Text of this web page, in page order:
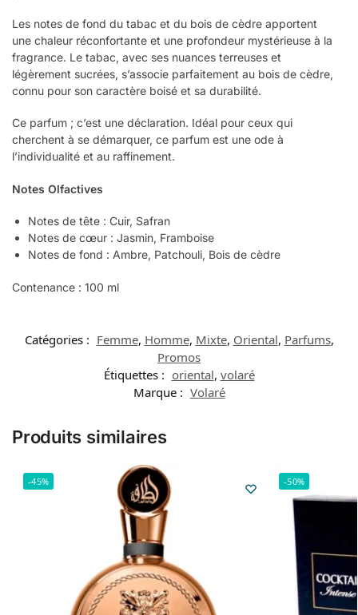
Les notes de fond du tabac et du bois de cèdre apportent
une chaleur réconfortante et une profondeur mystérieuse à la
fragrance. Le tabac, avec ses nuances terreuses et
légèrement sucrées, s’associe parfaitement au bois de cèdre,
connu pour son caractère boisé et sa durabilité.
Ce parfum ; c’est une déclaration. Idéal pour ceux qui
cherchent à se démarquer, ce parfum est une ode à
l’individualité et au raffinement.
Notes Olfactives
Notes de tête : Cuir, Safran
Notes de cœur : Jasmin, Framboise
Notes de fond : Ambre, Patchouli, Bois de cèdre
Contenance : 100 ml
Catégories : Femme, Homme, Mixte, Oriental, Parfums,
Promos
Étiquettes : oriental, volaré
Marque : Volaré
Produits similaires
-45% -50%